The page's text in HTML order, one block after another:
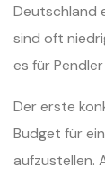
Deutschland
sind oft
es für
Der erste
Budget für
aufzustellen.